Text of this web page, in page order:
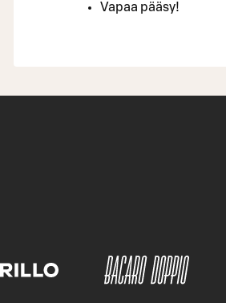
Vapaa pääsy!